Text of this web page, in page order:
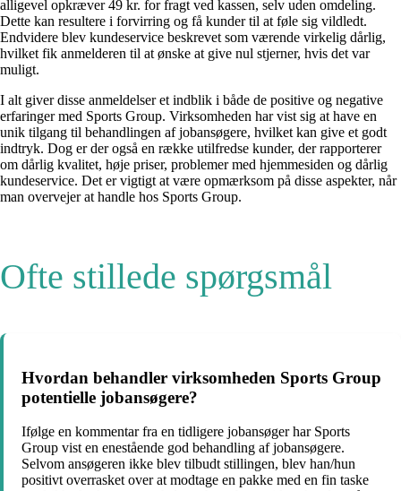
alligevel opkræver 49 kr. for fragt ved kassen, selv uden omdeling.
Dette kan resultere i forvirring og få kunder til at føle sig vildledt.
Endvidere blev kundeservice beskrevet som værende virkelig dårlig,
hvilket fik anmelderen til at ønske at give nul stjerner, hvis det var
muligt.
I alt giver disse anmeldelser et indblik i både de positive og negative
erfaringer med Sports Group. Virksomheden har vist sig at have en
unik tilgang til behandlingen af jobansøgere, hvilket kan give et godt
indtryk. Dog er der også en række utilfredse kunder, der rapporterer
om dårlig kvalitet, høje priser, problemer med hjemmesiden og dårlig
kundeservice. Det er vigtigt at være opmærksom på disse aspekter, når
man overvejer at handle hos Sports Group.
Ofte stillede spørgsmål
Hvordan behandler virksomheden Sports Group
potentielle jobansøgere?
Ifølge en kommentar fra en tidligere jobansøger har Sports
Group vist en enestående god behandling af jobansøgere.
Selvom ansøgeren ikke blev tilbudt stillingen, blev han/hun
positivt overrasket over at modtage en pakke med en fin taske